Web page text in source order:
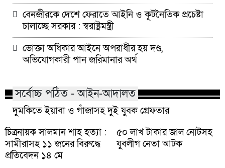
বেনজীরকে দেশে ফেরাতে আইনি ও কূটনৈতিক প্রচেষ্টা
চালাচ্ছে সরকার : স্বরাষ্ট্রমন্ত্রী
ভোক্তা অধিকার আইনে অপরাধীর হয় দণ্ড,
অভিযোগকারী পান জরিমানার অর্থ
সর্বোচ্চ পঠিত - আইন-আদালত
দুমকিতে ইয়াবা ও গাঁজাসহ দুই যুবক গ্রেফতার
চিত্রনায়ক সালমান শাহ হত্যা :
সামীরাসহ ১১ জনের বিরুদ্ধে
প্রতিবেদন ১৪ মে
৫০ লাখ টাকার জাল নোটসহ
যুবলীগ নেতা আটক